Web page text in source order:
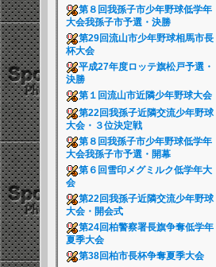
第８回我孫子市少年野球低学年
大会我孫子市予選・決勝
第29回流山市少年野球相馬市長
杯大会
平成27年度ロッテ旗松戸予選・
決勝
第１回流山市近隣少年野球大会
第22回我孫子近隣交流少年野球
大会・３位決定戦
第８回我孫子市少年野球低学年
大会我孫子市予選・開幕
第６回雪印メグミルク低学年大
会
第22回我孫子近隣交流少年野球
大会・開会式
第24回柏警察署長旗争奪低学年
夏季大会
第38回柏市長杯争奪夏季大会